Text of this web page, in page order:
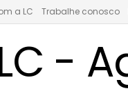
a LC Trabalhe conosco